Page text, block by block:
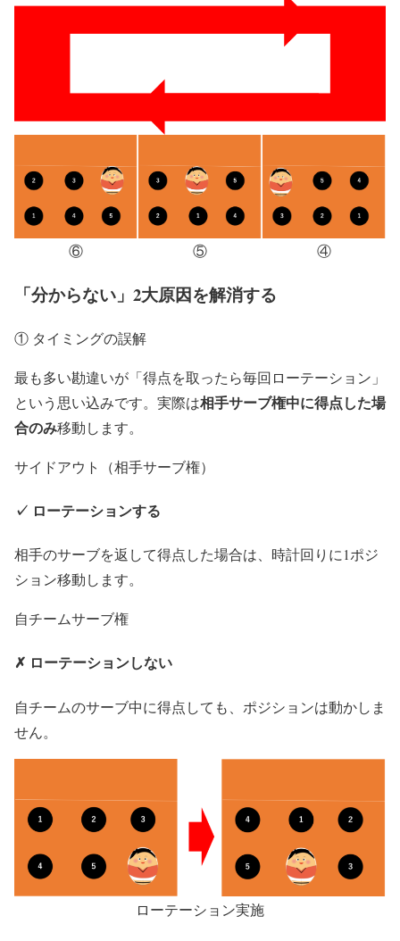
⑥ ⑤ ④
「分からない」2大原因を解消する
① タイミングの誤解
最も多い勘違いが「得点を取ったら毎回ローテーション」
という思い込みです。実際は相手サーブ権中に得点した場
合のみ移動します。
サイドアウト（相手サーブ権）
✓ ローテーションする
相手のサーブを返して得点した場合は、時計回りに1ポジ
ション移動します。
自チームサーブ権
✗ ローテーションしない
自チームのサーブ中に得点しても、ポジションは動かしま
せん。
ローテーション実施